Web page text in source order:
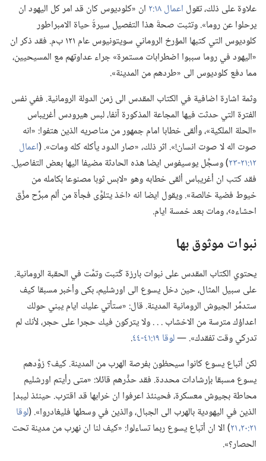
علاوة على ذلك،‏ تقول اعمال ١٨:‏٢
ان «كلوديوس كان قد امر كل اليهود ان
يرحلوا عن روما».‏ وتثبت صحةَ هذا التفصيل سيرةُ حياة الامبراطور
كلوديوس التي كتبها المؤرخ الروماني سويتونيوس عام ١٢١ ب‌م.‏ فقد ذكر ان
«اليهود في روما سببوا اضطرابات مستمرة» جراء عداوتهم مع المسيحيين،‏
مما دفع كلوديوس الى «طردهم من المدينة».‏
وثمة اشارة اضافية في الكتاب المقدس الى زمن الدولة الرومانية.‏ ففي نفس
الفترة التي حدثت فيها المجاعة المذكورة آنفا،‏ لبس هيرودس أغريباس
«الحلة الملكية»،‏ وألقى خطابا امام جمهور من مناصريه الذين هتفوا:‏ «انه
صوت اله لا صوت انسان!‏».‏ اثر ذلك،‏ «صار الدود يأكله كله ومات».‏ (‏اعمال
١٢:‏٢١-‏٢٣
‏)‏ وسجَّل يوسيفوس ايضا هذه الحادثة مضيفا اليها بعض التفاصيل.‏
فقد كتب ان أغريباس ألقى خطابه وهو «لابس ثوبا مصنوعا بكامله من
خيوط فضية خالصة».‏ ويقول ايضا انه ‹اخذ يتلوَّى فجأة من ألم مبرِّح مزَّق
احشاءه›،‏ ومات بعد خمسة ايام.‏
نبوات موثوق بها
يحتوي الكتاب المقدس على نبوات بارزة كُتبت وتمَّت في الحقبة الرومانية.‏
على سبيل المثال،‏ حين دخل يسوع الى اورشليم،‏ بكى وأخبر مسبقا كيف
ستدمِّر الجيوش الرومانية المدينة.‏ قال:‏ «ستأتي عليك ايام يبني حولك
اعداؤك مترسة من الاخشاب .‏ .‏ .‏ ولا يتركون فيك حجرا على حجر،‏ لأنك لم
تدركي وقت تفقدك».‏ —‏لوقا ١٩:‏٤١-‏٤٤
‏.‏
لكن أتباع يسوع كانوا سيحظون بفرصة الهرب من المدينة.‏ كيف؟‏ زوَّدهم
يسوع مسبقا بإرشادات محددة.‏ فقد حذَّرهم قائلا:‏ «متى رأيتم اورشليم
محاطة بجيوش معسكرة،‏ فحينئذ اعرفوا ان خرابها قد اقترب.‏ حينئذ ليبدإ
الذين في اليهودية بالهرب الى الجبال،‏ والذين في وسطها فليغادروا».‏ (‏لوقا
٢١:‏٢٠،‏ ٢١
‏)‏ الا ان أتباع يسوع ربما تساءلوا:‏ «كيف لنا ان نهرب من مدينة تحت
الحصار؟‏».‏